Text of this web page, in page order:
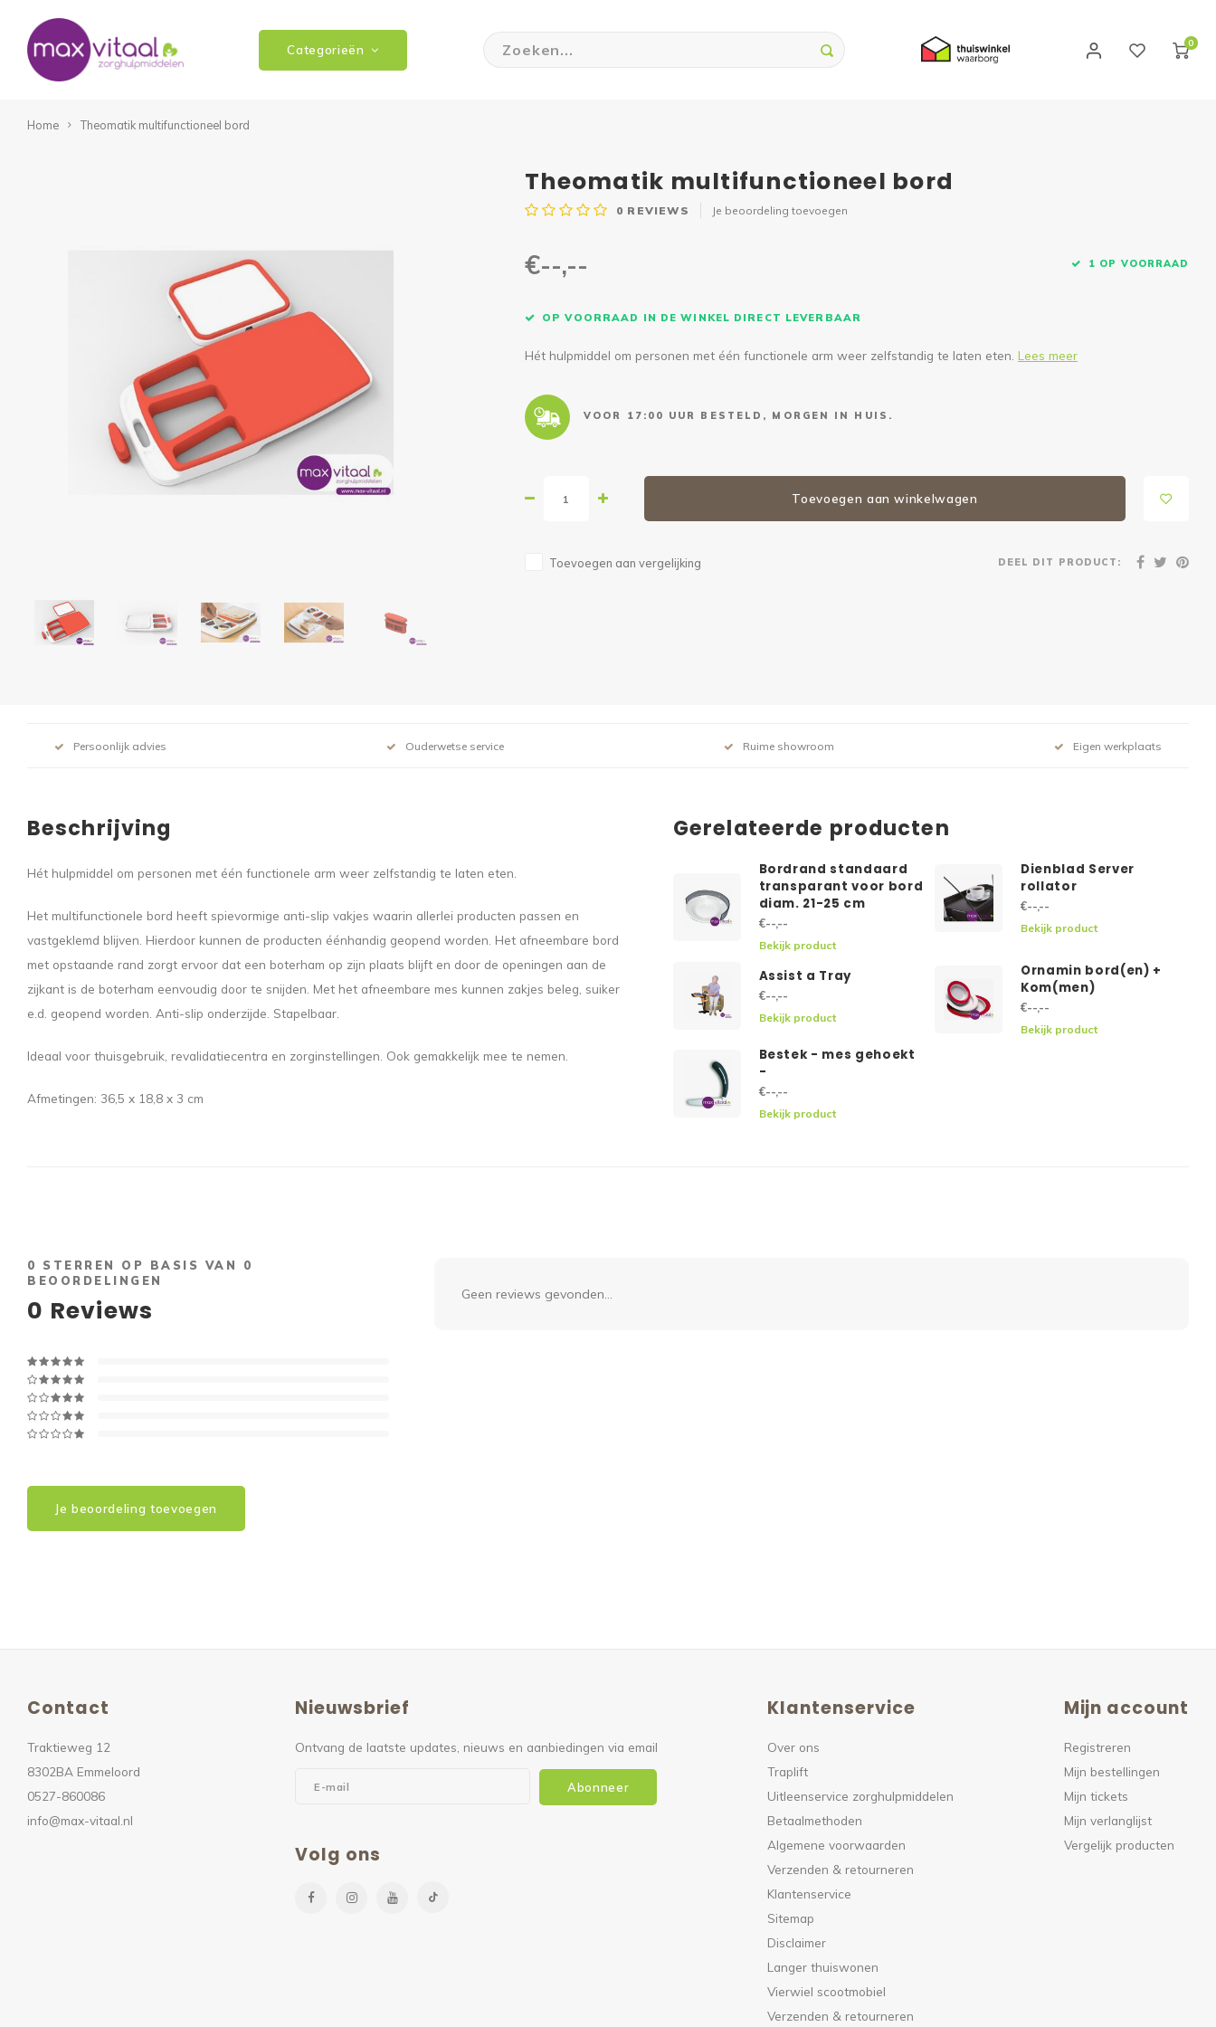
Categorieën 0
Home Theomatik multifunctioneel bord
Theomatik multifunctioneel bord
0 REVIEWS Je beoordeling toevoegen
€--,-- 1 OP VOORRAAD
OP VOORRAAD IN DE WINKEL DIRECT LEVERBAAR
Hét hulpmiddel om personen met één functionele arm weer zelfstandig te laten eten. Lees meer
VOOR 17:00 UUR BESTELD, MORGEN IN HUIS.
Toevoegen aan winkelwagen
Toevoegen aan vergelijking DEEL DIT PRODUCT:
Persoonlijk advies Ouderwetse service Ruime showroom Eigen werkplaats
Beschrijving
Hét hulpmiddel om personen met één functionele arm weer zelfstandig te laten eten.
Het multifunctionele bord heeft spievormige anti-slip vakjes waarin allerlei producten passen en
vastgeklemd blijven. Hierdoor kunnen de producten éénhandig geopend worden. Het afneembare bord
met opstaande rand zorgt ervoor dat een boterham op zijn plaats blijft en door de openingen aan de
zijkant is de boterham eenvoudig door te snijden. Met het afneembare mes kunnen zakjes beleg, suiker
e.d. geopend worden. Anti-slip onderzijde. Stapelbaar.
Ideaal voor thuisgebruik, revalidatiecentra en zorginstellingen. Ook gemakkelijk mee te nemen.
Afmetingen: 36,5 x 18,8 x 3 cm
Gerelateerde producten
Bordrand standaard
transparant voor bord
diam. 21-25 cm
€--,--
Bekijk product
Dienblad Server
rollator
€--,--
Bekijk product
Assist a Tray
€--,--
Bekijk product
Ornamin bord(en) +
Kom(men)
€--,--
Bekijk product
Bestek - mes gehoekt
-
€--,--
Bekijk product
0 STERREN OP BASIS VAN 0
BEOORDELINGEN
0 Reviews
Je beoordeling toevoegen
Geen reviews gevonden...
Contact
Traktieweg 12
8302BA Emmeloord
0527-860086
info@max-vitaal.nl
Nieuwsbrief
Ontvang de laatste updates, nieuws en aanbiedingen via email
Abonneer
Volg ons
Klantenservice
Over ons
Traplift
Uitleenservice zorghulpmiddelen
Betaalmethoden
Algemene voorwaarden
Verzenden & retourneren
Klantenservice
Sitemap
Disclaimer
Langer thuiswonen
Vierwiel scootmobiel
Verzenden & retourneren
Mijn account
Registreren
Mijn bestellingen
Mijn tickets
Mijn verlanglijst
Vergelijk producten